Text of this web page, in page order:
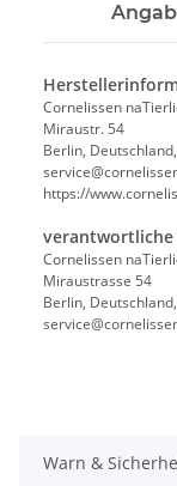
Cornelissen
Miraustr. 54
Berlin,
https://
verantwortliche
Cornelissen
Miraustrasse 54
Berlin,
Warn &